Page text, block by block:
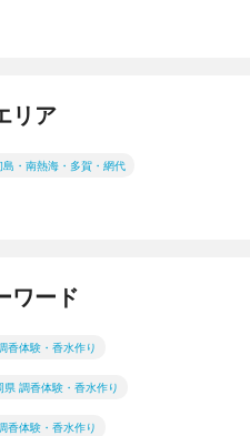
リア
・南熱海・多賀・網代
ワード
香体験・香水作り
県 調香体験・香水作り
香体験・香水作り